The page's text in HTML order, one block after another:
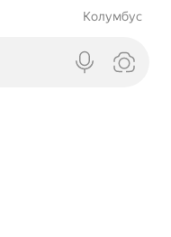
Колумбус